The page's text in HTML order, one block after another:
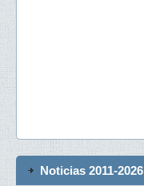
Noticias 2011-2026